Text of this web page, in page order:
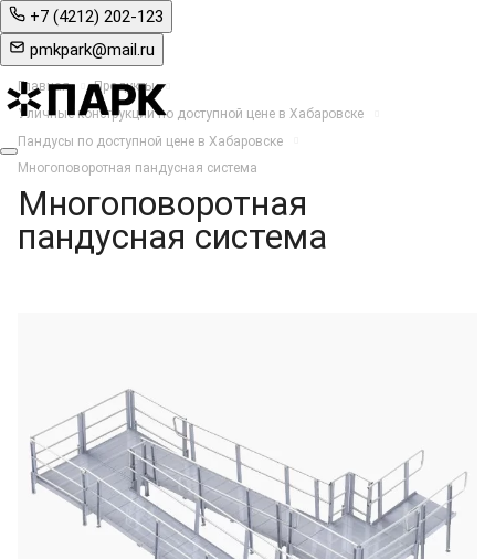
+7 (4212) 202-123
pmkpark@mail.ru
Главная
Продукты
Уличные конструкции по доступной цене в Хабаровске
Пандусы по доступной цене в Хабаровске
Многоповоротная пандусная система
Многоповоротная
пандусная система